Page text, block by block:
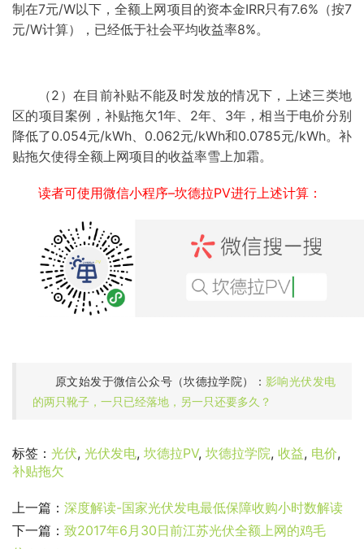
制在7元/W以下，全额上网项目的资本金IRR只有7.6%（按7
元/W计算），已经低于社会平均收益率8%。
（2）在目前补贴不能及时发放的情况下，上述三类地
区的项目案例，补贴拖欠1年、2年、3年，相当于电价分别
降低了0.054元/kWh、0.062元/kWh和0.0785元/kWh。补
贴拖欠使得全额上网项目的收益率雪上加霜。
读者可使用微信小程序–坎德拉PV进行上述计算：
原文始发于微信公众号（坎德拉学院）：影响光伏发电
的两只靴子，一只已经落地，另一只还要多久？
标签： 光伏, 光伏发电, 坎德拉PV, 坎德拉学院, 收益, 电价,
补贴拖欠
上一篇： 深度解读-国家光伏发电最低保障收购小时数解读
下一篇： 致2017年6月30日前江苏光伏全额上网的鸡毛